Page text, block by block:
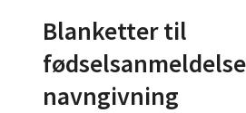
Blanketter til
navngivning